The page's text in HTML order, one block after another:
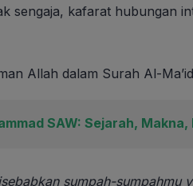
sengaja, kafarat hubungan
Allah dalam Surah Al-
SAW: Sejarah,
sumpah-